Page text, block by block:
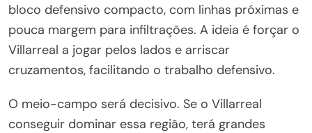
bloco defensivo compacto, com linhas próximas e
pouca margem para infiltrações. A ideia é forçar o
Villarreal a jogar pelos lados e arriscar
cruzamentos, facilitando o trabalho defensivo.
O meio-campo será decisivo. Se o Villarreal
conseguir dominar essa região, terá grandes